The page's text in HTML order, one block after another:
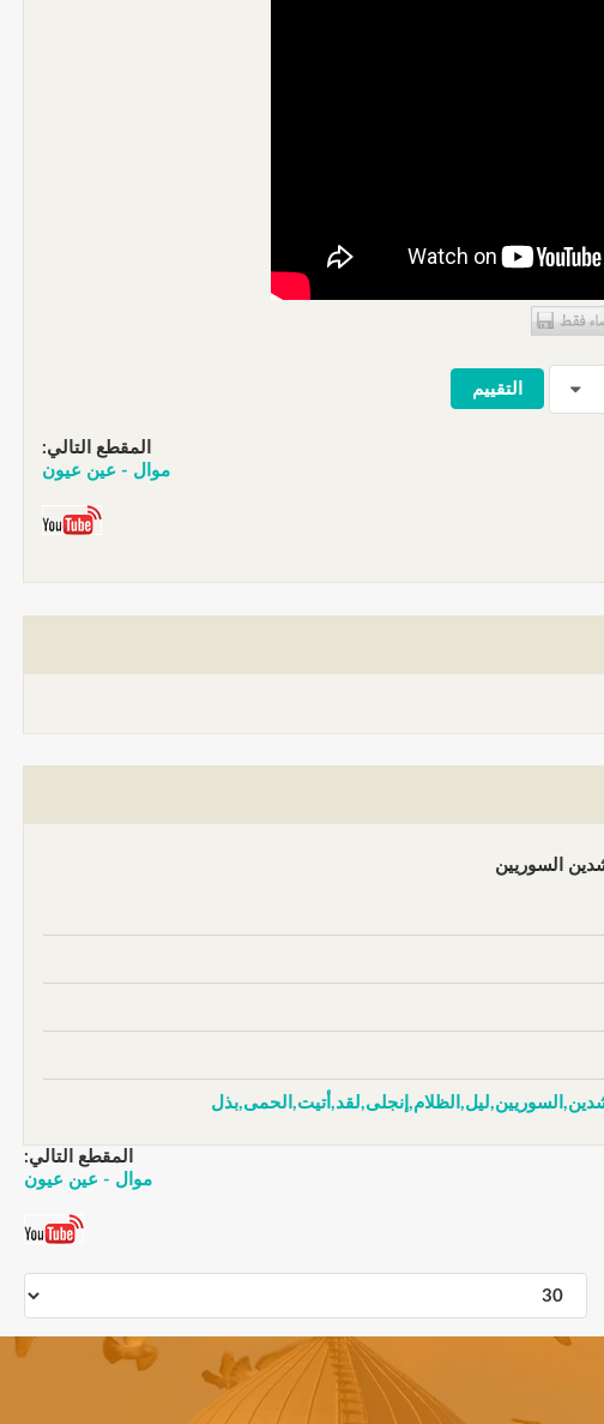
المقطع التالي:
موال - عين عيون
السوريين
المقطع التالي:
موال - عين عيون